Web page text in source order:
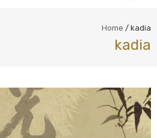
Home / kadia
kadia